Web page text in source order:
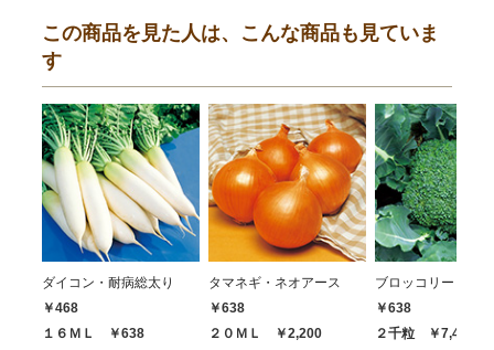
この商品を見た人は、こんな商品も見ていま
す
ダイコン・耐病総太り
￥468
１６ＭＬ ￥638
タマネギ・ネオアース
￥638
２０ＭＬ ￥2,200
ブロッコリー・ハ
￥638
２千粒 ￥7,480